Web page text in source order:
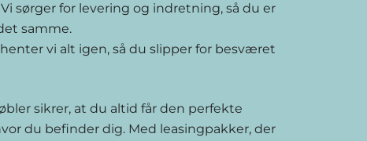
sørger for levering og indretning, så du er
samme.
vi alt igen, så du slipper for besværet
sikrer, at du altid får den perfekte
du befinder dig. Med leasingpakker, der